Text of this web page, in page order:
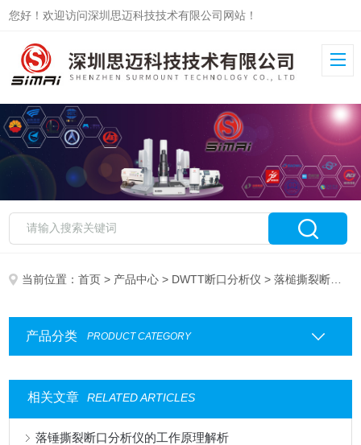
您好！欢迎访问深圳思迈科技技术有限公司网站！
当前位置：首页 > 产品中心 > DWTT断口分析仪 > 落槌撕裂断口分析仪
产品分类 PRODUCT CATEGORY
相关文章 RELATED ARTICLES
落锤撕裂断口分析仪的工作原理解析